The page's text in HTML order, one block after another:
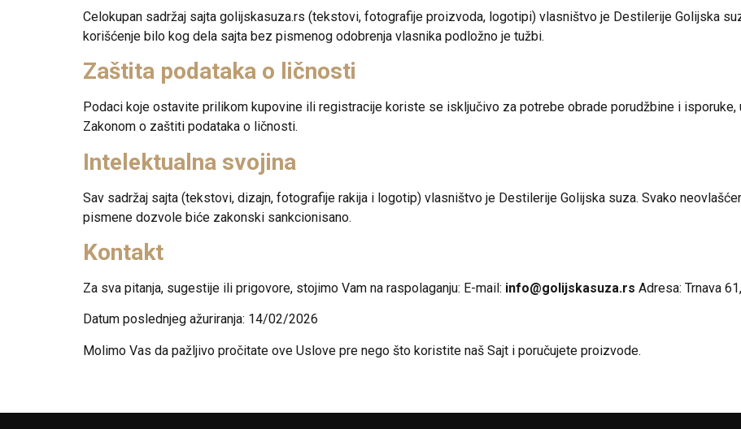
Celokupan sadržaj sajta golijskasuza.rs (tekstovi, fotografije proizvoda, logotipi) vlasništvo je Destilerije Golijska
korišćenje bilo kog dela sajta bez pismenog odobrenja vlasnika podložno je tužbi.
Zaštita podataka o ličnosti
Podaci koje ostavite prilikom kupovine ili registracije koriste se isključivo za potrebe obrade porudžbine i isporuke,
Zakonom o zaštiti podataka o ličnosti.
Intelektualna svojina
Sav sadržaj sajta (tekstovi, dizajn, fotografije rakija i logotip) vlasništvo je Destilerije Golijska suza. Svako
pismene dozvole biće zakonski sankcionisano.
Kontakt
Za sva pitanja, sugestije ili prigovore, stojimo Vam na raspolaganju: E-mail: info@golijskasuza.rs Adresa: Trnava
Datum poslednjeg ažuriranja: 14/02/2026
Molimo Vas da pažljivo pročitate ove Uslove pre nego što koristite naš Sajt i poručujete proizvode.